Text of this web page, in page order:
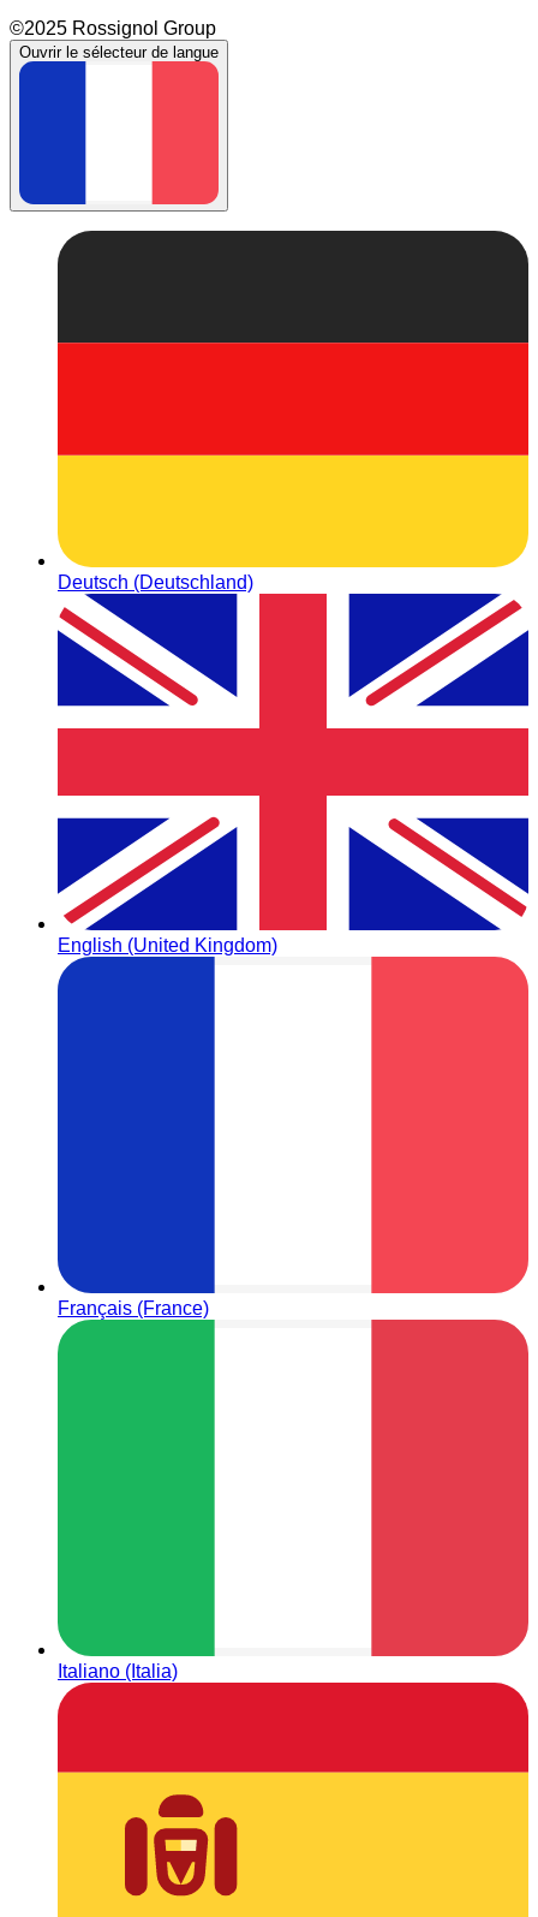
©2025 Rossignol Group
Ouvrir le sélecteur de langue
Deutsch (Deutschland)
English (United Kingdom)
Français (France)
Italiano (Italia)